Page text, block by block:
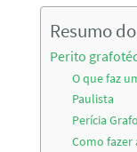
Resumo
Perito
O que faz
Paulista
Perícia
Como fazer